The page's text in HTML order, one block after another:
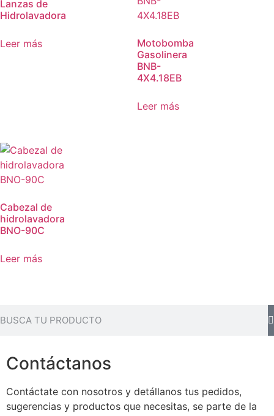
Lanzas de
Hidrolavadora
Leer más
Motobomba
Gasolinera
BNB-
4X4.18EB
Leer más
Cabezal de
hidrolavadora
BNO-90C
Leer más
Contáctanos
Contáctate con nosotros y detállanos tus pedidos,
sugerencias y productos que necesitas, se parte de la